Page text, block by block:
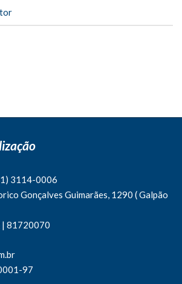
3114-0006
Gonçalves Guimarães, 1290 ( Galpão
| 81720070
97